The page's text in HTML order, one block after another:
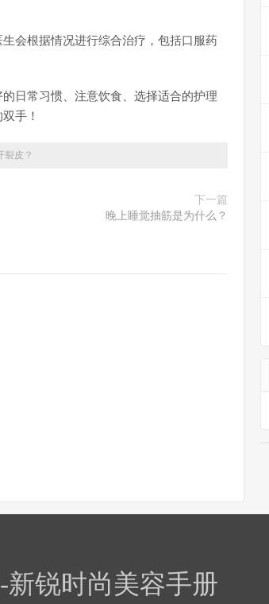
会根据情况进行综合治疗，包括口服药
日常习惯、注意饮食、选择适合的护理
手！
裂皮？
下一篇
晚上睡觉抽筋是为什么？
新锐时尚美容手册